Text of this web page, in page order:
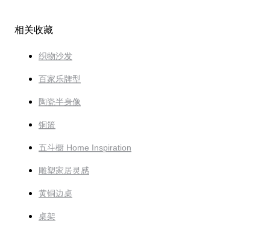
相关收藏
织物沙发
百家乐牌型
陶瓷半身像
铜篮
五斗橱 Home Inspiration
雕塑家居灵感
黄铜边桌
桌架